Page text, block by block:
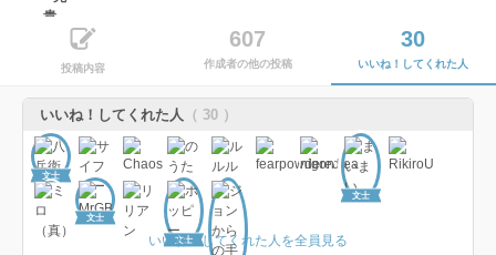
投稿内容
607
作成者の他の投稿
30
いいね！してくれた人
いいね！してくれた人 （ 30 ）
文士
文士
文士
文士
いいね！してくれた人を全員見る